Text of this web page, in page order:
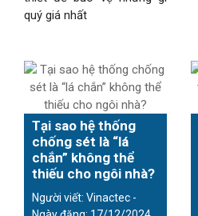
quý giá nhất
Tại sao hệ thống
chống sét là “lá
chắn” không thể
thiếu cho ngôi nhà?
Người viết: Vinactec -